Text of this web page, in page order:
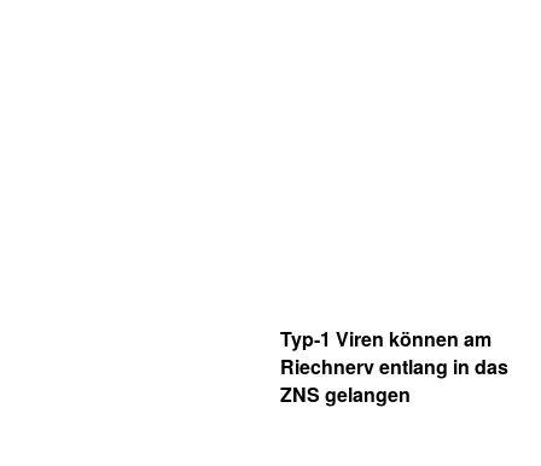
Typ-1 Viren können am
Riechnerv entlang in das
ZNS gelangen